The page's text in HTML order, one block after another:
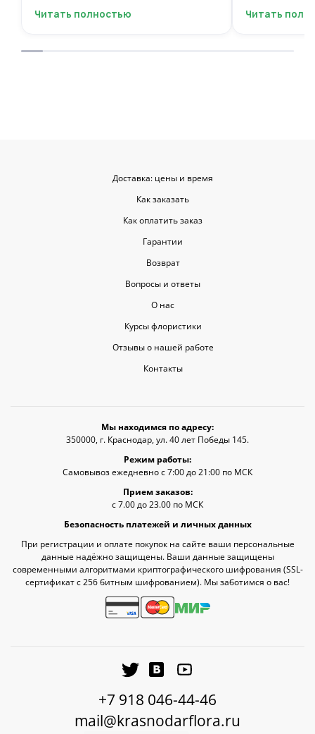
фантастическую цветочную
для согласования. Все заботливо
Читать полностью
композиций,
Читать
Доставка: цены и время
Как заказать
Как оплатить заказ
Гарантии
Возврат
Вопросы и ответы
О нас
Курсы флористики
Отзывы о нашей работе
Контакты
Мы находимся по адресу:
350000, г. Краснодар, ул. 40 лет Победы 145.
Режим работы:
Самовывоз ежедневно с 7:00 до 21:00 по МСК
Прием заказов:
с 7.00 до 23.00 по МСК
Безопасность платежей и личных данных
При регистрации и оплате покупок на сайте ваши персональные
данные надёжно защищены. Ваши данные защищены
современными алгоритмами криптографического шифрования (SSL-
сертификат c 256 битным шифрованием). Мы заботимся о вас!
+7 918 046-44-46
mail@krasnodarflora.ru